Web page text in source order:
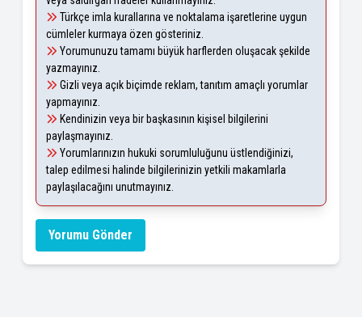
Türkçe imla kurallarına ve noktalama işaretlerine uygun
cümleler kurmaya özen gösteriniz.
Yorumunuzu tamamı büyük harflerden oluşacak şekilde
yazmayınız.
Gizli veya açık biçimde reklam, tanıtım amaçlı yorumlar
yapmayınız.
Kendinizin veya bir başkasının kişisel bilgilerini
paylaşmayınız.
Yorumlarınızın hukuki sorumluluğunu üstlendiğinizi,
talep edilmesi halinde bilgilerinizin yetkili makamlarla
paylaşılacağını unutmayınız.
Yorumu Gönder